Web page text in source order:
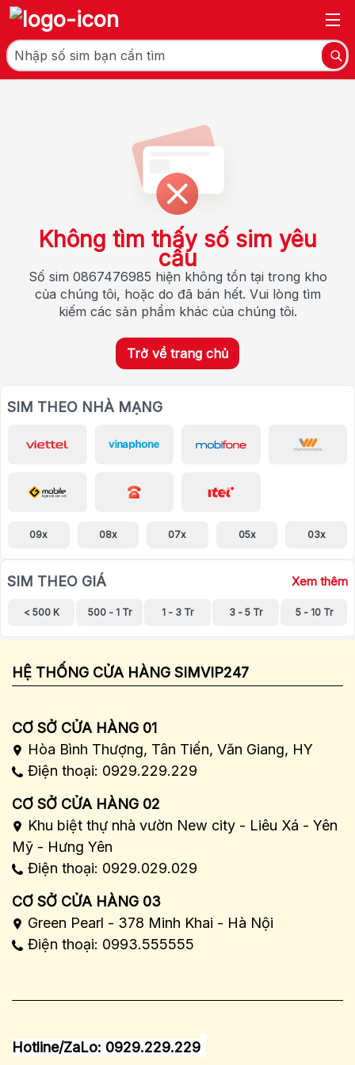
Không tìm thấy số sim yêu
cầu
Số sim 0867476985 hiện không tồn tại trong kho
của chúng tôi, hoặc do đã bán hết. Vui lòng tìm
kiếm các sản phẩm khác của chúng tôi.
Trở về trang chủ
SIM THEO NHÀ MẠNG
09x 08x 07x 05x 03x
SIM THEO GIÁ Xem thêm
< 500 K 500 - 1 Tr 1 - 3 Tr 3 - 5 Tr 5 - 10 Tr
HỆ THỐNG CỬA HÀNG SIMVIP247
CƠ SỞ CỬA HÀNG 01
Hòa Bình Thượng, Tân Tiến, Văn Giang, HY
Điện thoại: 0929.229.229
CƠ SỞ CỬA HÀNG 02
Khu biệt thự nhà vườn New city - Liêu Xá - Yên
Mỹ - Hưng Yên
Điện thoại: 0929.029.029
CƠ SỞ CỬA HÀNG 03
Green Pearl - 378 Minh Khai - Hà Nội
Điện thoại: 0993.555555
Hotline/ZaLo: 0929.229.229